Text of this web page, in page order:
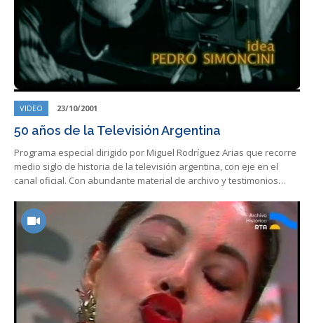
VIDEO 23/10/2001
50 años de la Televisión Argentina
Programa especial dirigido por Miguel Rodríguez Arias que recorre
medio siglo de historia de la televisión argentina, con eje en el
canal oficial. Con abundante material de archivo y testimonios…